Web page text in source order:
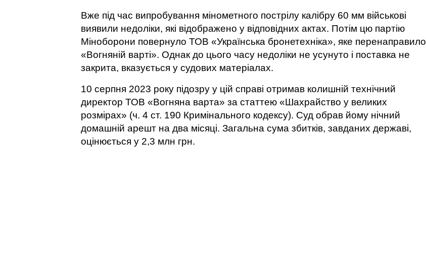
Вже під час випробування мінометного пострілу калібру 60 мм військові
виявили недоліки, які відображено у відповідних актах. Потім цю партію
Міноборони повернуло ТОВ «Українська бронетехніка», яке перенаправило
«Вогняній варті». Однак до цього часу недоліки не усунуто і поставка не
закрита, вказується у судових матеріалах.
10 серпня 2023 року підозру у цій справі отримав колишній технічний
директор ТОВ «Вогняна варта» за статтею «Шахрайство у великих
розмірах» (ч. 4 ст. 190 Кримінального кодексу). Суд обрав йому нічний
домашній арешт на два місяці. Загальна сума збитків, завданих державі,
оцінюється у 2,3 млн грн.